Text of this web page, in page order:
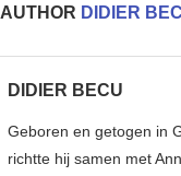
AUTHOR DIDIER
DIDIER BECU
Geboren en getogen in
richtte hij samen met